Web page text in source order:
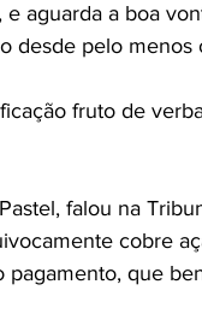
aguarda a boa
desde pelo menos
fruto de
falou na
cobre
que